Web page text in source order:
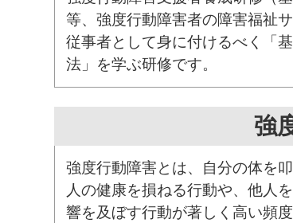
等、強度行動障害者の障害福祉
従事者として身に付けるべく「
法」を学ぶ研修です。
強
強度行動障害とは、自分の体を
人の健康を損ねる行動や、他人
響を及ぼす行動が著しく高い頻